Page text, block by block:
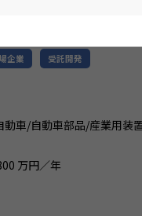
ジニア募集
企業 受託開発
動車/自動車部品/産業用装
等の機構・筐体設計、及び
いただきます。
万円／年